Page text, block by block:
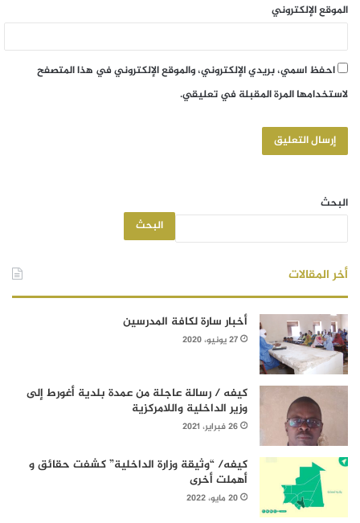
الموقع الإلكتروني
احفظ اسمي، بريدي الإلكتروني، والموقع الإلكتروني في هذا المتصفح
لاستخدامها المرة المقبلة في تعليقي.
البحث
البحث
أخر المقالات
أخبار سارة لكافة المدرسين
27 يونيو، 2020
كيفه / رسالة عاجلة من عمدة بلدية أغورط إلى
وزير الداخلية واللامركزية
26 فبراير، 2021
كيفه/ “وثيقة وزارة الداخلية” كشفت حقائق و
أهملت أخرى
20 مايو، 2022